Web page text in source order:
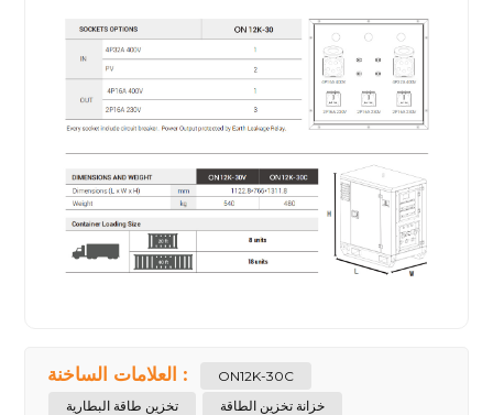
العلامات الساخنة :
ON12K-30C
تخزين طاقة البطارية
خزانة تخزين الطاقة